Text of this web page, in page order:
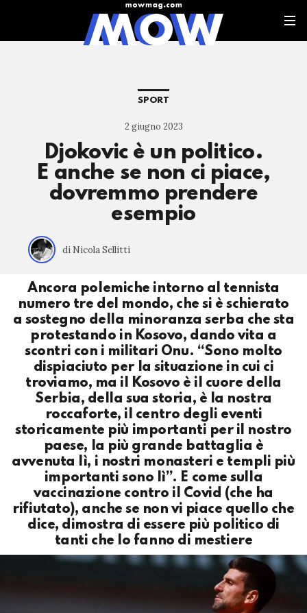
SPORT
2 giugno 2023
Djokovic è un politico.
E anche se non ci piace,
dovremmo prendere
esempio
di Nicola Sellitti
Ancora polemiche intorno al tennista
numero tre del mondo, che si è schierato
a sostegno della minoranza serba che sta
protestando in Kosovo, dando vita a
scontri con i militari Onu. “Sono molto
dispiaciuto per la situazione in cui ci
troviamo, ma il Kosovo è il cuore della
Serbia, della sua storia, è la nostra
roccaforte, il centro degli eventi
storicamente più importanti per il nostro
paese, la più grande battaglia è
avvenuta lì, i nostri monasteri e templi più
importanti sono lì”. E come sulla
vaccinazione contro il Covid (che ha
rifiutato), anche se non vi piace quello che
dice, dimostra di essere più politico di
tanti che lo fanno di mestiere